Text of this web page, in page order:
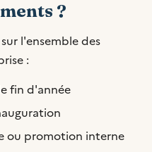
?
l'ensemble des
:
fin d'année
ou promotion interne